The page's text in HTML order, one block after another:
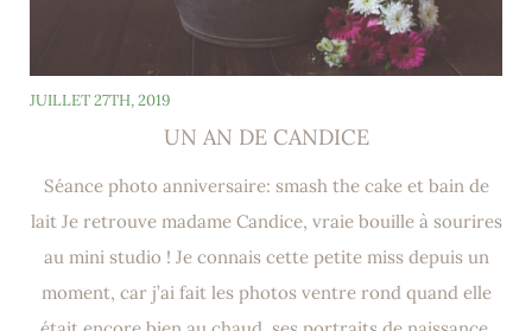
JUILLET 27TH, 2019
UN AN DE CANDICE
Séance photo anniversaire: smash the cake et bain de
lait Je retrouve madame Candice, vraie bouille à sourires
au mini studio ! Je connais cette petite miss depuis un
moment, car j’ai fait les photos ventre rond quand elle